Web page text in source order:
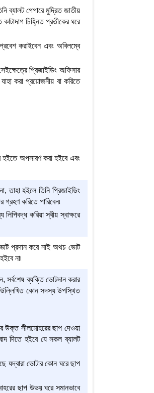
ব্যালট পেপারে মুদ্রিত জাতীয়
চিহ্নিত প্রতীকের ঘরে
করাইবেন এবং অবিলম্বে
প্রিজাইডিং অফিসার
করা প্রয়োজনীয় বা করিতে
হইতে অপসারণ করা হইবে এবং
তাহা হইলে তিনি প্রিজাইডিং
করিতে পারিবেন৷
করিয়া স্বীয় স্বাক্ষরে
ভোট প্রদান করে নাই অথচ ভোট
না৷
ব্যক্তি ভোটদান করার
উল্লিখিত কোন সদস্য উপস্থিত
উক্ত সীলমোহরের ছাপ দেওয়া
দিতে হইবে যে সকল ব্যালট
যদ্বারা ভোটার কোন ঘরে ছাপ
ছাপ উভয় ঘরে সমানভাবে